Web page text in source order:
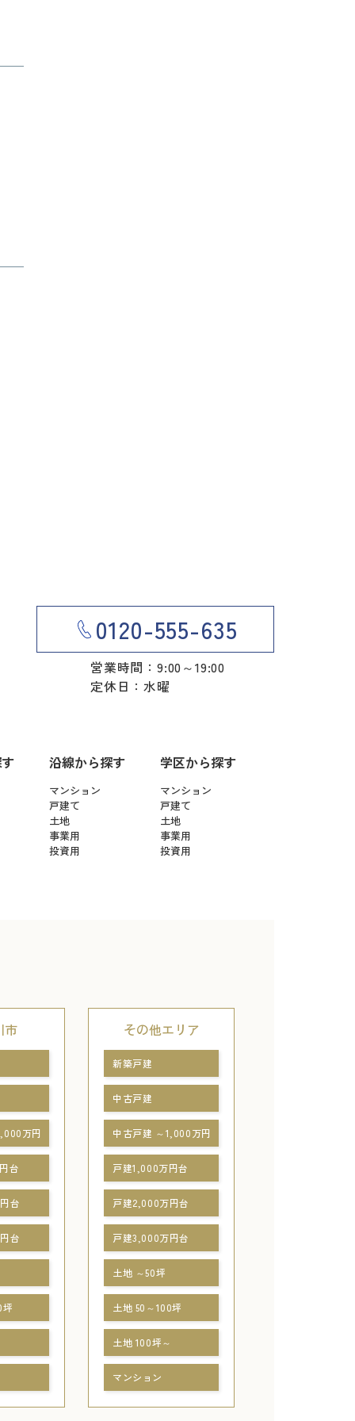
0120-555-635
営業時間：9:00～19:00
定休日：水曜
沿線から探す
マンション
戸建て
土地
事業用
投資用
学区から探す
マンション
戸建て
土地
事業用
投資用
市
万円
台
台
台
坪
その他エリア
新築戸建
中古戸建
中古戸建 ～1,000万円
戸建1,000万円台
戸建2,000万円台
戸建3,000万円台
土地 ～50坪
土地 50～100坪
土地 100坪～
マンション